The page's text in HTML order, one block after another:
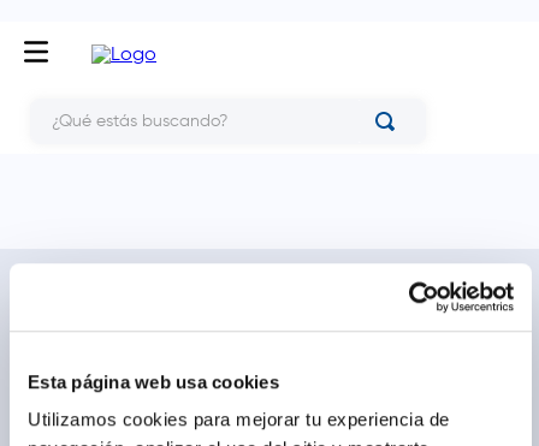
Esta página web usa cookies
Utilizamos cookies para mejorar tu experiencia de
Conócenos
Trabaja con nosotros
Ventas corporativas
Cómo comprar
Locales
Delivery